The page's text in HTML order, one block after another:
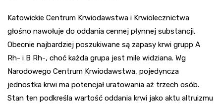
Katowickie Centrum Krwiodawstwa i Krwiolecznictwa
głośno nawołuje do oddania cennej płynnej substancji.
Obecnie najbardziej poszukiwane są zapasy krwi grupp A
Rh- i B Rh-, choć każda grupa jest mile widziana. Wg
Narodowego Centrum Krwiodawstwa, pojedyncza
jednostka krwi ma potencjał uratowania aż trzech osób.
Stan ten podkreśla wartość oddania krwi jako aktu altruizmu